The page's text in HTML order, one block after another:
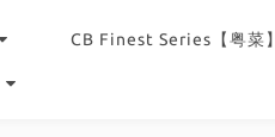
CB Finest Series【粤菜】